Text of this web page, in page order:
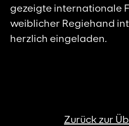
gezeigte internationale
weiblicher Regiehand
herzlich eingeladen.
Zurück zur